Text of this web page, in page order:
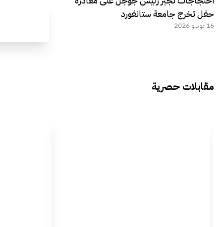
حفل تخرج جامعة ستانفورد
16 يونيو 2026
مقابلات حصرية